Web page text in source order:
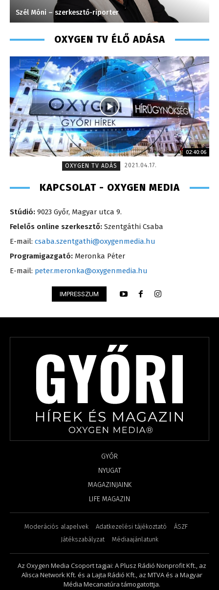
Szél Móni – szerkesztő-riporter
OXYGEN TV ÉLŐ ADÁSA
02:40:06
OXYGEN TV ADÁS
2021.04.17.
KAPCSOLAT - OXYGEN MEDIA
Stúdió: 9023 Győr, Magyar utca 9.
Felelős online szerkesztő: Szentgáthi Csaba
E-mail: csaba.szentgathi@oxygenmedia.hu
Programigazgató: Meronka Péter
E-mail: peter.meronka@oxygenmedia.hu
IMPRESSZUM
GYŐR
NYUGAT
MAGAZINJAINK
LIFE MAGAZIN
Moderációs alapelvek Adatkezelési tájékoztató
ÁSZF
Játékszabályzat
Médiaajánlatunk
Az Oxygen Media Csoport tagjai: A Plusz Rádió Nonprofit Kft., az
Alisca Network Kft. és a Lajta Rádió Kft., az MTVA és a Magyar
Média Mecanatúra támogatottja.